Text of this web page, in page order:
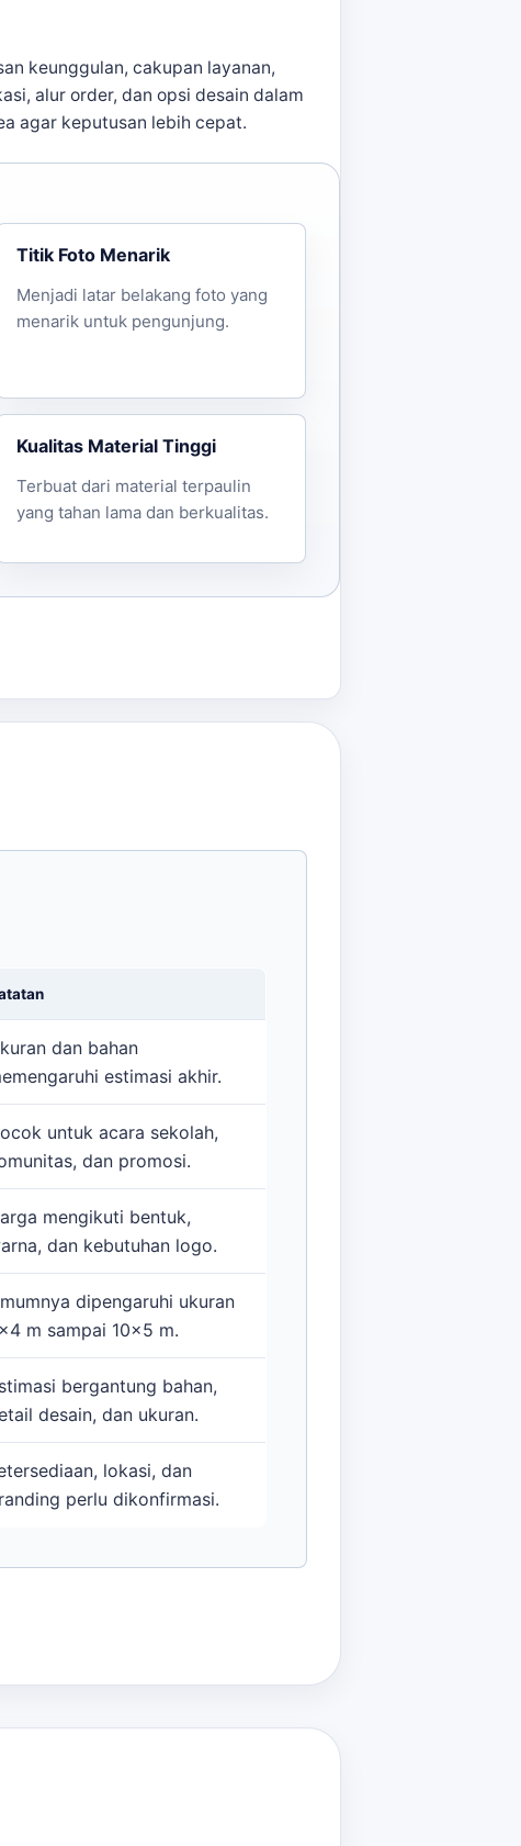
keunggulan, cakupan layanan,
alur order, dan opsi desain dalam
agar keputusan lebih cepat.
Titik Foto Menarik
Menjadi latar belakang foto yang
menarik untuk pengunjung.
Kualitas Material Tinggi
Terbuat dari material terpaulin
yang tahan lama dan berkualitas.
dan bahan
estimasi akhir.
untuk acara sekolah,
dan promosi.
mengikuti bentuk,
dan kebutuhan logo.
dipengaruhi ukuran
m sampai 10x5 m.
bergantung bahan,
desain, dan ukuran.
lokasi, dan
perlu dikonfirmasi.